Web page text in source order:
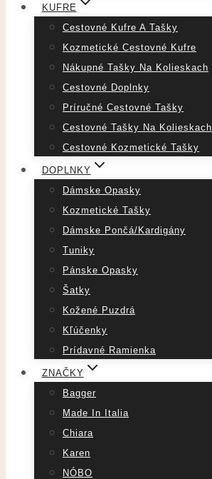
KUFRE
Cestovné Kufre A Tašky
Kozmetické Cestovné Kufre
Nákupné Tašky Na Kolieskach
Cestovné Doplnky
Príručné Cestovné Tašky
Cestovné Tašky Na Kolieskach
Cestovné Kozmetické Tašky
DOPLNKY
Dámske Opasky
Kozmetické Tašky
Dámske Pončá/Kardigány
Tuniky
Pánske Opasky
Šatky
Kožené Puzdrá
Kľúčenky
Prídavné Ramienka
ZNAČKY
Bagger
Made In Italia
Chiara
Karen
NÓBO